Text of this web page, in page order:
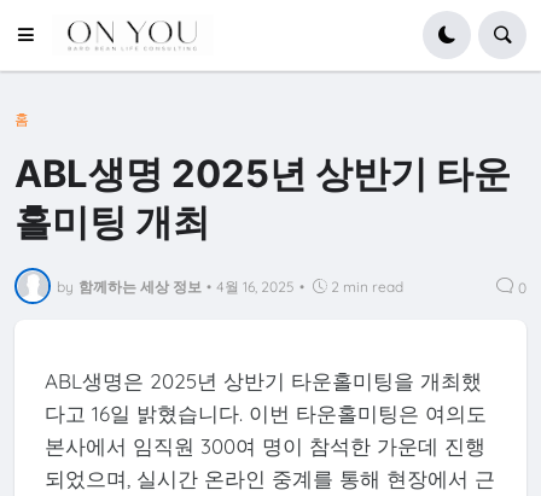
홈
ABL생명 2025년 상반기 타운
홀미팅 개최
by 함께하는 세상 정보 • 4월 16, 2025 • 2 min read 0
ABL생명은 2025년 상반기 타운홀미팅을 개최했
다고 16일 밝혔습니다. 이번 타운홀미팅은 여의도
본사에서 임직원 300여 명이 참석한 가운데 진행
되었으며, 실시간 온라인 중계를 통해 현장에서 근